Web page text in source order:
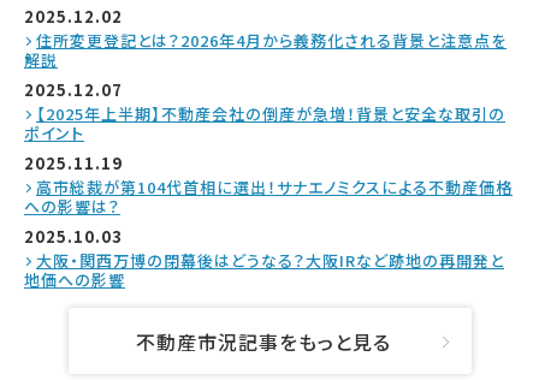
2025.12.02
住所変更登記とは？2026年4月から義務化される背景と注意点を
解説
2025.12.07
【2025年上半期】不動産会社の倒産が急増！背景と安全な取引の
ポイント
2025.11.19
高市総裁が第104代首相に選出！サナエノミクスによる不動産価格
への影響は？
2025.10.03
大阪・関西万博の閉幕後はどうなる？大阪IRなど跡地の再開発と
地価への影響
不動産市況記事をもっと見る